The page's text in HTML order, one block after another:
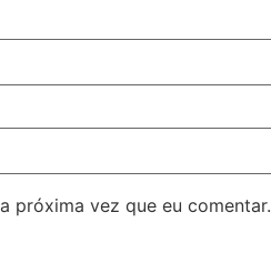
próxima vez que eu comentar.